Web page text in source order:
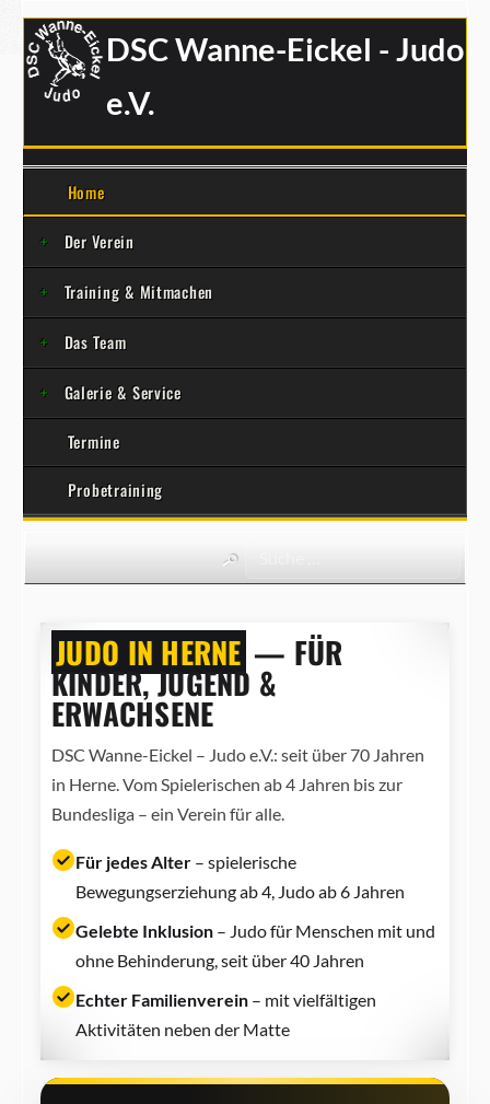
DSC Wanne-Eickel - Judo
e.V.
Home
Der Verein
Training & Mitmachen
Das Team
Galerie & Service
Termine
Probetraining
JUDO IN HERNE — FÜR
KINDER, JUGEND &
ERWACHSENE
DSC Wanne-Eickel – Judo e.V.: seit über 70 Jahren
in Herne. Vom Spielerischen ab 4 Jahren bis zur
Bundesliga – ein Verein für alle.
Für jedes Alter– spielerische
Bewegungserziehung ab 4, Judo ab 6 Jahren
Gelebte Inklusion– Judo für Menschen mit und
ohne Behinderung, seit über 40 Jahren
Echter Familienverein– mit vielfältigen
Aktivitäten neben der Matte